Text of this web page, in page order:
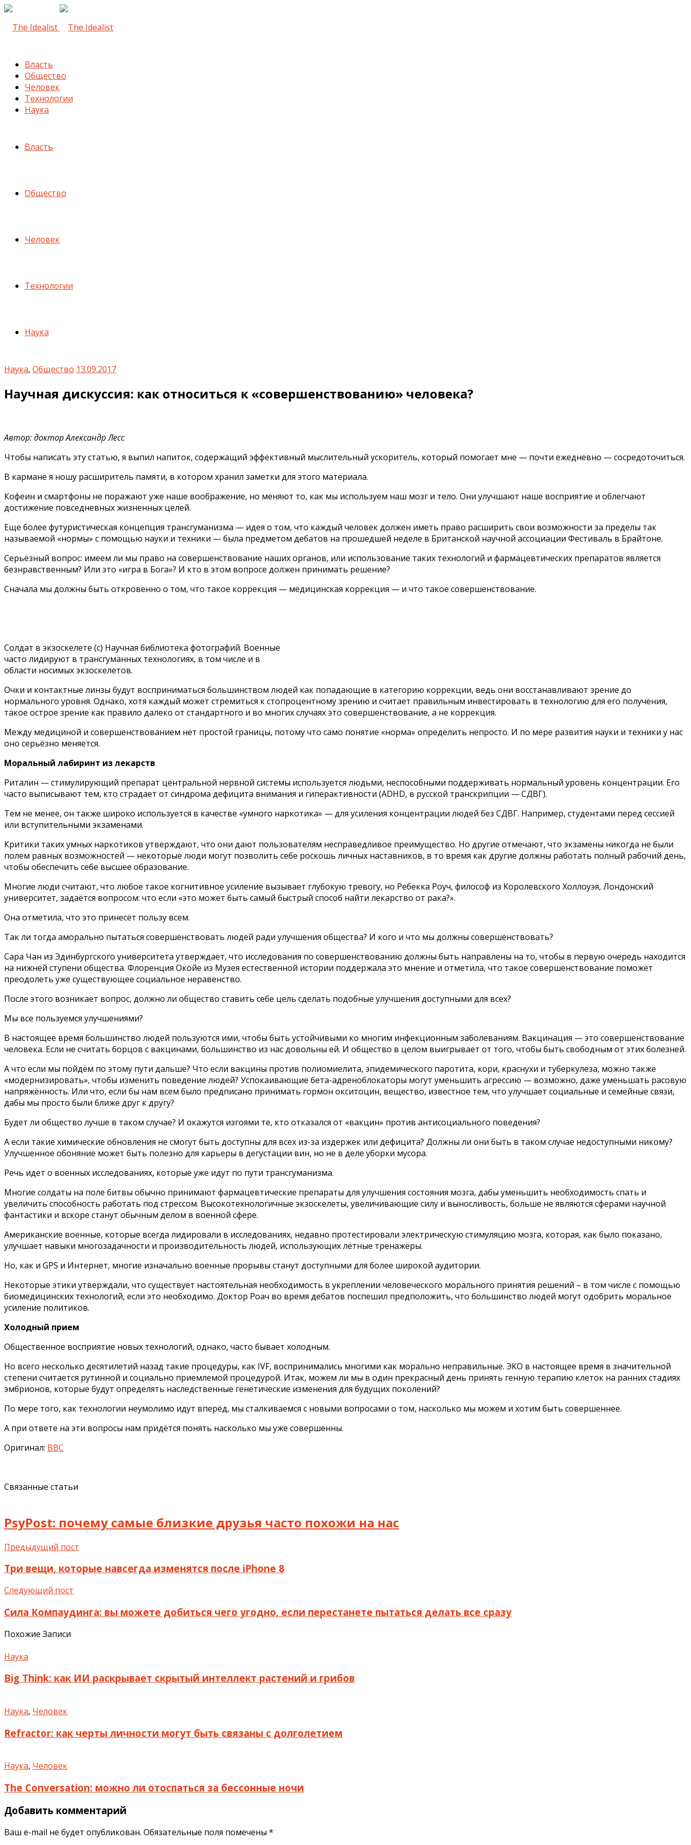
Власть
Общество
Человек
Технологии
Наука
Власть
Общество
Человек
Технологии
Наука
Наука, Общество 13.09.2017
Научная дискуссия: как относиться к «совершенствованию» человека?
Автор: доктор Александр Лесс
Чтобы написать эту статью, я выпил напиток, содержащий эффективный мыслительный ускоритель, который помогает мне — почти ежедневно — сосредоточиться.
В кармане я ношу расширитель памяти, в котором хранил заметки для этого материала.
Кофеин и смартфоны не поражают уже наше воображение, но меняют то, как мы используем наш мозг и тело. Они улучшают наше восприятие и облегчают
достижение повседневных жизненных целей.
Еще более футуристическая концепция трансгуманизма — идея о том, что каждый человек должен иметь право расширить свои возможности за пределы так
называемой «нормы» с помощью науки и техники — была предметом дебатов на прошедшей неделе в Британской научной ассоциации Фестиваль в Брайтоне.
Серьёзный вопрос: имеем ли мы право на совершенствование наших органов, или использование таких технологий и фармацевтических препаратов является
безнравственным? Или это «игра в Бога»? И кто в этом вопросе должен принимать решение?
Сначала мы должны быть откровенно о том, что такое коррекция — медицинская коррекция — и что такое совершенствование.
Солдат в экзоскелете (c) Научная библиотека фотографий. Военные
часто лидируют в трансгуманных технологиях, в том числе и в
области носимых экзоскелетов.
Очки и контактные линзы будут восприниматься большинством людей как попадающие в категорию коррекции, ведь они восстанавливают зрение до
нормального уровня. Однако, хотя каждый может стремиться к стопроцентному зрению и считает правильным инвестировать в технологию для его получения,
такое острое зрение как правило далеко от стандартного и во многих случаях это совершенствование, а не коррекция.
Между медициной и совершенствованием нет простой границы, потому что само понятие «норма» определить непросто. И по мере развития науки и техники у нас
оно серьёзно меняется.
Моральный лабиринт из лекарств
Риталин — стимулирующий препарат центральной нервной системы используется людьми, неспособными поддерживать нормальный уровень концентрации. Его
часто выписывают тем, кто страдает от синдрома дефицита внимания и гиперактивности (ADHD, в русской транскрипции — СДВГ).
Тем не менее, он также широко используется в качестве «умного наркотика» — для усиления концентрации людей без СДВГ. Например, студентами перед сессией
или вступительными экзаменами.
Критики таких умных наркотиков утверждают, что они дают пользователям несправедливое преимущество. Но другие отмечают, что экзамены никогда не были
полем равных возможностей — некоторые люди могут позволить себе роскошь личных наставников, в то время как другие должны работать полный рабочий день,
чтобы обеспечить себе высшее образование.
Многие люди считают, что любое такое когнитивное усиление вызывает глубокую тревогу, но Ребекка Роуч, философ из Королевского Холлоуэя, Лондонский
университет, задаётся вопросом: что если «это может быть самый быстрый способ найти лекарство от рака?».
Она отметила, что это принесёт пользу всем.
Так ли тогда аморально пытаться совершенствовать людей ради улучшения общества? И кого и что мы должны совершенствовать?
Сара Чан из Эдинбургского университета утверждает, что исследования по совершенствованию должны быть направлены на то, чтобы в первую очередь находится
на нижней ступени общества. Флоренция Окойе из Музея естественной истории поддержала это мнение и отметила, что такое совершенствование поможет
преодолеть уже существующее социальное неравенство.
После этого возникает вопрос, должно ли общество ставить себе цель сделать подобные улучшения доступными для всех?
Мы все пользуемся улучшениями?
В настоящее время большинство людей пользуются ими, чтобы быть устойчивыми ко многим инфекционным заболеваниям. Вакцинация — это совершенствование
человека. Если не считать борцов с вакцинами, большинство из нас довольны ей. И общество в целом выигрывает от того, чтобы быть свободным от этих болезней.
А что если мы пойдём по этому пути дальше? Что если вакцины против полиомиелита, эпидемического паротита, кори, краснухи и туберкулеза, можно также
«модернизировать», чтобы изменить поведение людей? Успокаивающие бета-адреноблокаторы могут уменьшить агрессию — возможно, даже уменьшать расовую
напряжённость. Или что, если бы нам всем было предписано принимать гормон окситоцин, вещество, известное тем, что улучшает социальные и семейные связи,
дабы мы просто были ближе друг к другу?
Будет ли общество лучше в таком случае? И окажутся изгоями те, кто отказался от «вакцин» против антисоциального поведения?
А если такие химические обновления не смогут быть доступны для всех из-за издержек или дефицита? Должны ли они быть в таком случае недоступными никому?
Улучшенное обоняние может быть полезно для карьеры в дегустации вин, но не в деле уборки мусора.
Речь идет о военных исследованиях, которые уже идут по пути трансгуманизма.
Многие солдаты на поле битвы обычно принимают фармацевтические препараты для улучшения состояния мозга, дабы уменьшить необходимость спать и
увеличить способность работать под стрессом. Высокотехнологичные экзоскелеты, увеличивающие силу и выносливость, больше не являются сферами научной
фантастики и вскоре станут обычным делом в военной сфере.
Американские военные, которые всегда лидировали в исследованиях, недавно протестировали электрическую стимуляцию мозга, которая, как было показано,
улучшает навыки многозадачности и производительность людей, использующих лётные тренажёры.
Но, как и GPS и Интернет, многие изначально военные прорывы станут доступными для более широкой аудитории.
Некоторые этики утверждали, что существует настоятельная необходимость в укреплении человеческого морального принятия решений – в том числе с помощью
биомедицинских технологий, если это необходимо. Доктор Роач во время дебатов поспешил предположить, что большинство людей могут одобрить моральное
усиление политиков.
Холодный прием
Общественное восприятие новых технологий, однако, часто бывает холодным.
Но всего несколько десятилетий назад такие процедуры, как IVF, воспринимались многими как морально неправильные. ЭКО в настоящее время в значительной
степени считается рутинной и социально приемлемой процедурой. Итак, можем ли мы в один прекрасный день принять генную терапию клеток на ранних стадиях
эмбрионов, которые будут определять наследственные генетические изменения для будущих поколений?
По мере того, как технологии неумолимо идут вперёд, мы сталкиваемся с новыми вопросами о том, насколько мы можем и хотим быть совершеннее.
А при ответе на эти вопросы нам придётся понять насколько мы уже совершенны.
Оригинал: BBC
Связанные статьи
PsyPost: почему самые близкие друзья часто похожи на нас
Предыдущий пост
Три вещи, которые навсегда изменятся после iPhone 8
Следующий пост
Сила Компаудинга: вы можете добиться чего угодно, если перестанете пытаться делать все сразу
Похожие Записи
Наука
Big Think: как ИИ раскрывает скрытый интеллект растений и грибов
Наука, Человек
Refractor: как черты личности могут быть связаны с долголетием
Наука, Человек
The Conversation: можно ли отоспаться за бессонные ночи
Добавить комментарий
Ваш e-mail не будет опубликован. Обязательные поля помечены *